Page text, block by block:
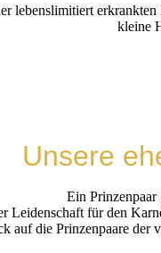
lebenslimitiert
kleine
Unsere
Ein Prinzenpaar
Leidenschaft für den
auf die Prinzenpaare der